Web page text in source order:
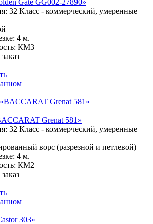
Gate GG002-27890»
32 Класс - коммерческий, умеренные
4 м.
КМ3
Grenat 581»
32 Класс - коммерческий, умеренные
ворс (разрезной и петлевой)
4 м.
КМ2